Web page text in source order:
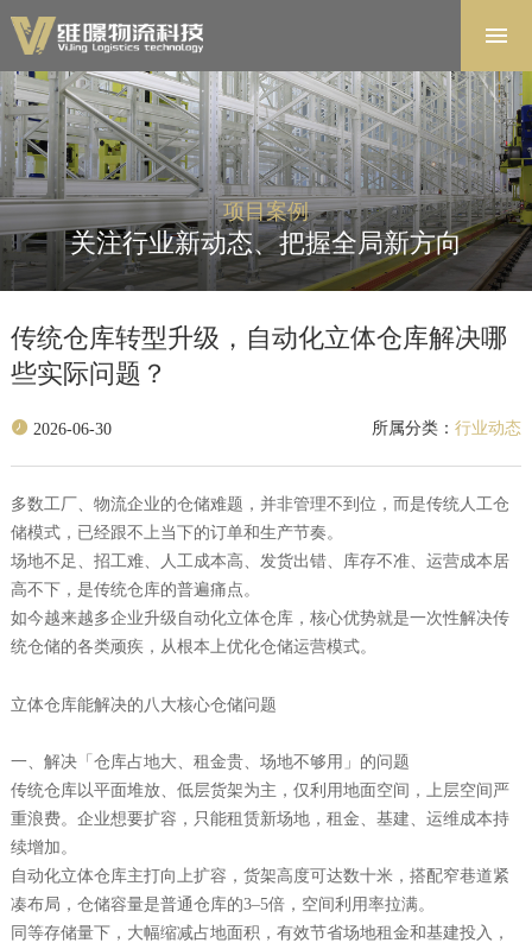
解决方案
软件系统
产品中心
项目案例
关于维暻
联系我们
项目案例
关注行业新动态、把握全局新方向
传统仓库转型升级，自动化立体仓库解决哪
些实际问题？
2026-06-30 所属分类：行业动态
多数工厂、物流企业的仓储难题，并非管理不到位，而是传统人工仓
储模式，已经跟不上当下的订单和生产节奏。
场地不足、招工难、人工成本高、发货出错、库存不准、运营成本居
高不下，是传统仓库的普遍痛点。
如今越来越多企业升级自动化立体仓库，核心优势就是一次性解决传
统仓储的各类顽疾，从根本上优化仓储运营模式。
立体仓库能解决的八大核心仓储问题
一、解决「仓库占地大、租金贵、场地不够用」的问题
传统仓库以平面堆放、低层货架为主，仅利用地面空间，上层空间严
重浪费。企业想要扩容，只能租赁新场地，租金、基建、运维成本持
续增加。
自动化立体仓库主打向上扩容，货架高度可达数十米，搭配窄巷道紧
凑布局，仓储容量是普通仓库的3–5倍，空间利用率拉满。
同等存储量下，大幅缩减占地面积，有效节省场地租金和基建投入，